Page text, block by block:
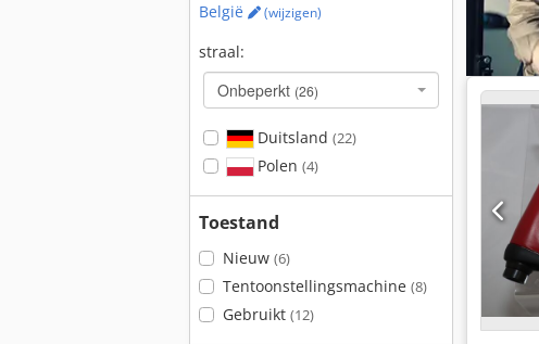
België
(wijzigen)
straal:
Onbeperkt (26)
Duitsland (22)
Polen (4)
Toestand
Nieuw (6)
Tentoonstellingsmachine (8)
Gebruikt (12)